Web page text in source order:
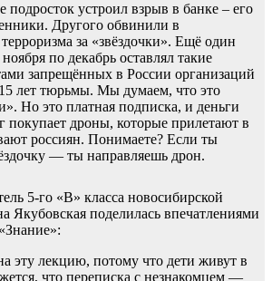
подросток устроил взрыв в банке – его
Другого обвинили в
за «звёздочки». Ещё один
по декабрь оставлял такие
запрещённых в России организаций
лет тюрьмы. Мы думаем, что это
Но это платная подписка, и деньги
покупает дроны, которые прилетают в
россиян. Понимаете? Если ты
— ты направляешь дрон.
5-го «В» класса новосибирской
Якубовская поделилась впечатлениями
эту лекцию, потому что дети живут в
что переписка с незнакомцем —